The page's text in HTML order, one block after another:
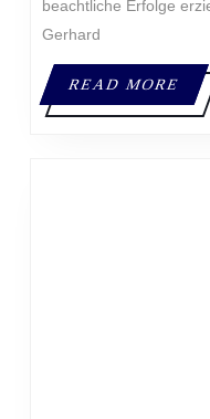
beachtliche Erfolge
Gerhard
READ MORE